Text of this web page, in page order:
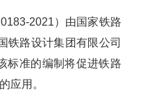
2021）由国家铁路
铁路设计集团有限公司
标准的编制将促进铁路
应用。